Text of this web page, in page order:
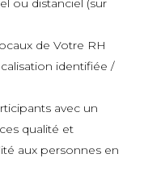
ou distanciel (sur
de Votre RH
identifiée /
avec un
qualité et
aux personnes en